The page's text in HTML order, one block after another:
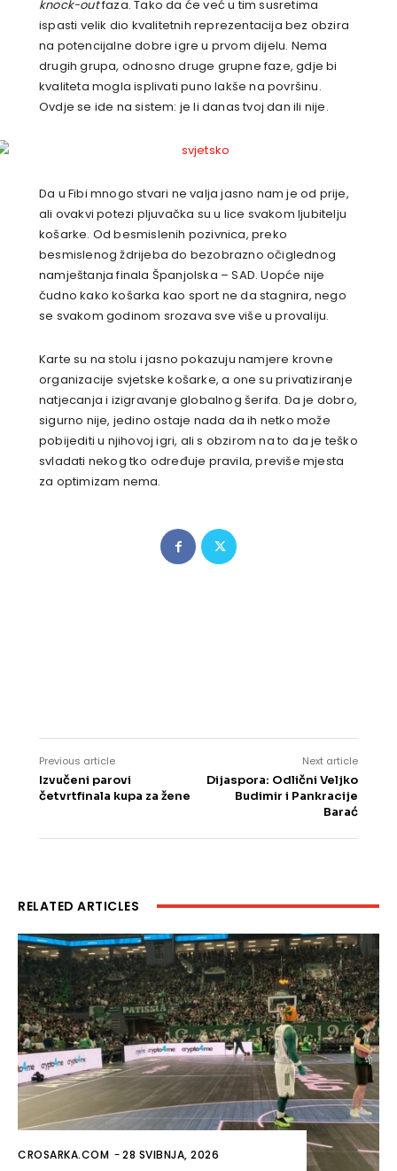
knock-outfaza. Tako da će već u tim susretima
ispasti velik dio kvalitetnih reprezentacija bez obzira
na potencijalne dobre igre u prvom dijelu. Nema
drugih grupa, odnosno druge grupne faze, gdje bi
kvaliteta mogla isplivati puno lakše na površinu.
Ovdje se ide na sistem: je li danas tvoj dan ili nije.
Da u Fibi mnogo stvari ne valja jasno nam je od prije,
ali ovakvi potezi pljuvačka su u lice svakom ljubitelju
košarke. Od besmislenih pozivnica, preko
besmislenog ždrijeba do bezobrazno očiglednog
namještanja finala Španjolska – SAD. Uopće nije
čudno kako košarka kao sport ne da stagnira, nego
se svakom godinom srozava sve više u provaliju.
Karte su na stolu i jasno pokazuju namjere krovne
organizacije svjetske košarke, a one su privatiziranje
natjecanja i izigravanje globalnog šerifa. Da je dobro,
sigurno nije, jedino ostaje nada da ih netko može
pobijediti u njihovoj igri, ali s obzirom na to da je teško
svladati nekog tko određuje pravila, previše mjesta
za optimizam nema.
Previous article
Izvučeni parovi
četvrtfinala kupa za žene
Next article
Dijaspora: Odlični Veljko
Budimir i Pankracije
Barać
RELATED ARTICLES
CROSARKA.COM -28 SVIBNJA, 2026